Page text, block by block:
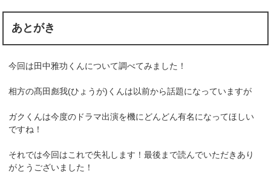
あとがき
今回は田中雅功くんについて調べてみました！
相方の髙田彪我(ひょうが)くんは以前から話題になっていますが
ガクくんは今度のドラマ出演を機にどんどん有名になってほしい
ですね！
それでは今回はこれで失礼します！最後まで読んでいただきあり
がとうございました！